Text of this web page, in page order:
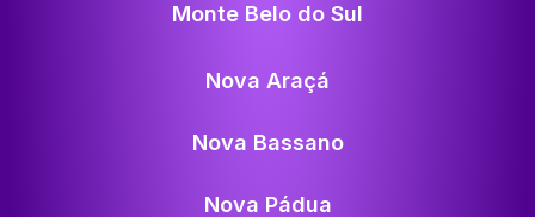
Monte Belo do Sul
Nova Araçá
Nova Bassano
Nova Pádua